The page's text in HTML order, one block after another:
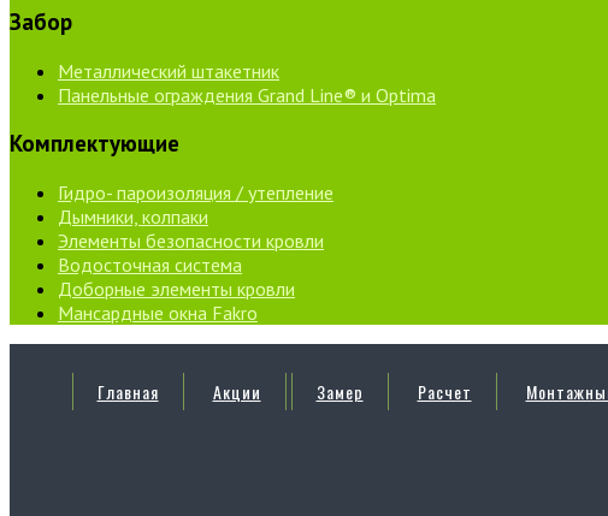
Забор
Металлический штакетник
Панельные ограждения Grand Line® и Optima
Комплектующие
Гидро- пароизоляция / утепление
Дымники, колпаки
Элементы безопасности кровли
Водосточная система
Доборные элементы кровли
Мансардные окна Fakro
Главная Акции
Замер
Расчет